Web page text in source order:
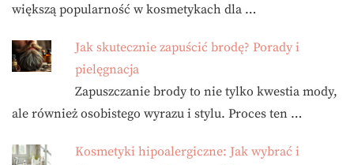
większą popularność w kosmetykach dla …
Jak skutecznie zapuścić brodę? Porady i
pielęgnacja
Zapuszczanie brody to nie tylko kwestia mody,
ale również osobistego wyrazu i stylu. Proces ten …
Kosmetyki hipoalergiczne: Jak wybrać i